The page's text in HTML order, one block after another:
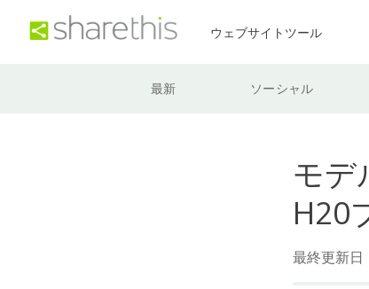
ウェブサイトツール
最新 ソーシャル
モデ
H20
最終更新日